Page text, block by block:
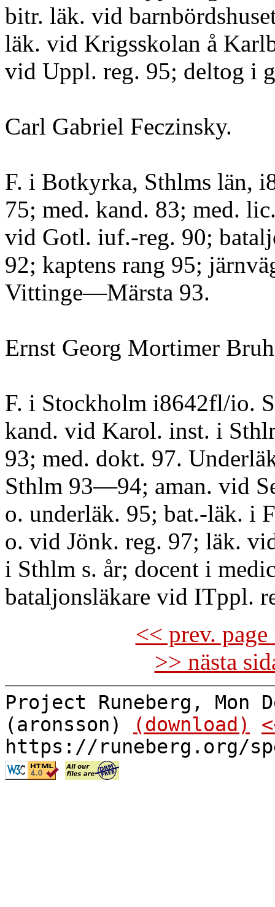
bitr. läk. vid
läk. vid Krigsskolan å
vid Uppl. reg. 95; deltog i
Carl Gabriel Feczinsky.
F. i Botkyrka, Sthlms län,
75; med. kand. 83; med.
vid Gotl. iuf.-reg. 90;
92; kaptens rang 95;
Vittinge—Märsta 93.
Ernst Georg Mortimer
F. i Stockholm i8642fl/io.
kand. vid Karol. inst. i
93; med. dokt. 97.
Sthlm 93—94; aman. vid
o. underläk. 95; bat.-läk. i
o. vid Jönk. reg. 97; läk.
i Sthlm s. år; docent i
bataljonsläkare vid ITppl.
<< prev.
>> nästa
Project Runeberg, Mon
(aronsson)
(download)
https://runeberg.org/